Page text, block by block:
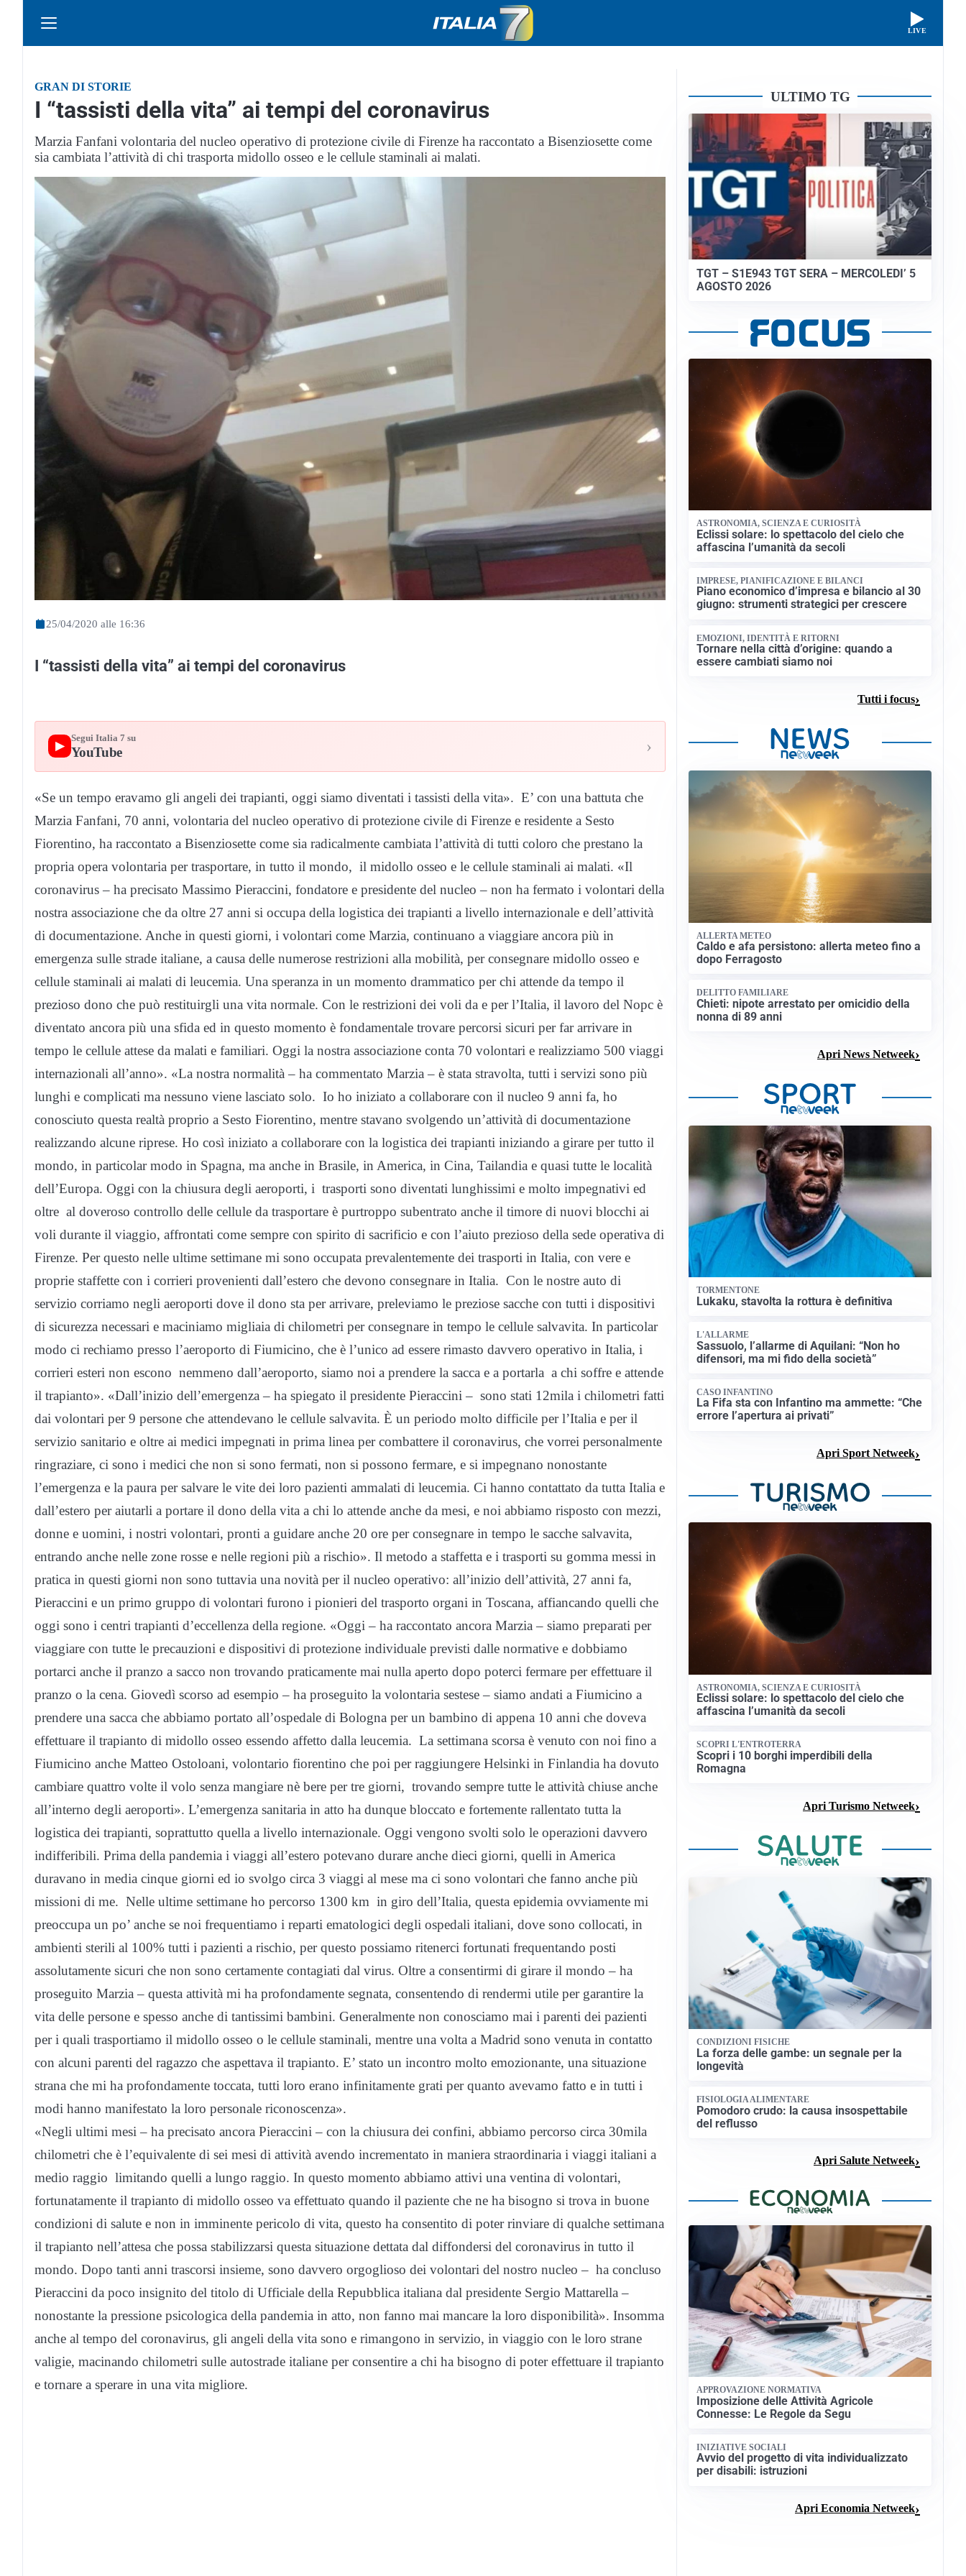
LIVE
GRAN DI STORIE
I “tassisti della vita” ai tempi del coronavirus
Marzia Fanfani volontaria del nucleo operativo di protezione civile di Firenze ha raccontato a Bisenziosette come
sia cambiata l’attività di chi trasporta midollo osseo e le cellule staminali ai malati.
25/04/2020 alle 16:36
I “tassisti della vita” ai tempi del coronavirus
▶
Segui Italia 7 su
YouTube ›
«Se un tempo eravamo gli angeli dei trapianti, oggi siamo diventati i tassisti della vita». E’ con una battuta che
Marzia Fanfani, 70 anni, volontaria del nucleo operativo di protezione civile di Firenze e residente a Sesto
Fiorentino, ha raccontato a Bisenziosette come sia radicalmente cambiata l’attività di tutti coloro che prestano la
propria opera volontaria per trasportare, in tutto il mondo, il midollo osseo e le cellule staminali ai malati. «Il
coronavirus – ha precisato Massimo Pieraccini, fondatore e presidente del nucleo – non ha fermato i volontari della
nostra associazione che da oltre 27 anni si occupa della logistica dei trapianti a livello internazionale e dell’attività
di documentazione. Anche in questi giorni, i volontari come Marzia, continuano a viaggiare ancora più in
emergenza sulle strade italiane, a causa delle numerose restrizioni alla mobilità, per consegnare midollo osseo e
cellule staminali ai malati di leucemia. Una speranza in un momento drammatico per chi attende da tempo il
prezioso dono che può restituirgli una vita normale. Con le restrizioni dei voli da e per l’Italia, il lavoro del Nopc è
diventato ancora più una sfida ed in questo momento è fondamentale trovare percorsi sicuri per far arrivare in
tempo le cellule attese da malati e familiari. Oggi la nostra associazione conta 70 volontari e realizziamo 500 viaggi
internazionali all’anno». «La nostra normalità – ha commentato Marzia – è stata stravolta, tutti i servizi sono più
lunghi e complicati ma nessuno viene lasciato solo. Io ho iniziato a collaborare con il nucleo 9 anni fa, ho
conosciuto questa realtà proprio a Sesto Fiorentino, mentre stavano svolgendo un’attività di documentazione
realizzando alcune riprese. Ho così iniziato a collaborare con la logistica dei trapianti iniziando a girare per tutto il
mondo, in particolar modo in Spagna, ma anche in Brasile, in America, in Cina, Tailandia e quasi tutte le località
dell’Europa. Oggi con la chiusura degli aeroporti, i trasporti sono diventati lunghissimi e molto impegnativi ed
oltre al doveroso controllo delle cellule da trasportare è purtroppo subentrato anche il timore di nuovi blocchi ai
voli durante il viaggio, affrontati come sempre con spirito di sacrificio e con l’aiuto prezioso della sede operativa di
Firenze. Per questo nelle ultime settimane mi sono occupata prevalentemente dei trasporti in Italia, con vere e
proprie staffette con i corrieri provenienti dall’estero che devono consegnare in Italia. Con le nostre auto di
servizio corriamo negli aeroporti dove il dono sta per arrivare, preleviamo le preziose sacche con tutti i dispositivi
di sicurezza necessari e maciniamo migliaia di chilometri per consegnare in tempo le cellule salvavita. In particolar
modo ci rechiamo presso l’aeroporto di Fiumicino, che è l’unico ad essere rimasto davvero operativo in Italia, i
corrieri esteri non escono nemmeno dall’aeroporto, siamo noi a prendere la sacca e a portarla a chi soffre e attende
il trapianto». «Dall’inizio dell’emergenza – ha spiegato il presidente Pieraccini – sono stati 12mila i chilometri fatti
dai volontari per 9 persone che attendevano le cellule salvavita. È un periodo molto difficile per l’Italia e per il
servizio sanitario e oltre ai medici impegnati in prima linea per combattere il coronavirus, che vorrei personalmente
ringraziare, ci sono i medici che non si sono fermati, non si possono fermare, e si impegnano nonostante
l’emergenza e la paura per salvare le vite dei loro pazienti ammalati di leucemia. Ci hanno contattato da tutta Italia e
dall’estero per aiutarli a portare il dono della vita a chi lo attende anche da mesi, e noi abbiamo risposto con mezzi,
donne e uomini, i nostri volontari, pronti a guidare anche 20 ore per consegnare in tempo le sacche salvavita,
entrando anche nelle zone rosse e nelle regioni più a rischio». Il metodo a staffetta e i trasporti su gomma messi in
pratica in questi giorni non sono tuttavia una novità per il nucleo operativo: all’inizio dell’attività, 27 anni fa,
Pieraccini e un primo gruppo di volontari furono i pionieri del trasporto organi in Toscana, affiancando quelli che
oggi sono i centri trapianti d’eccellenza della regione. «Oggi – ha raccontato ancora Marzia – siamo preparati per
viaggiare con tutte le precauzioni e dispositivi di protezione individuale previsti dalle normative e dobbiamo
portarci anche il pranzo a sacco non trovando praticamente mai nulla aperto dopo poterci fermare per effettuare il
pranzo o la cena. Giovedì scorso ad esempio – ha proseguito la volontaria sestese – siamo andati a Fiumicino a
prendere una sacca che abbiamo portato all’ospedale di Bologna per un bambino di appena 10 anni che doveva
effettuare il trapianto di midollo osseo essendo affetto dalla leucemia. La settimana scorsa è venuto con noi fino a
Fiumicino anche Matteo Ostoloani, volontario fiorentino che poi per raggiungere Helsinki in Finlandia ha dovuto
cambiare quattro volte il volo senza mangiare nè bere per tre giorni, trovando sempre tutte le attività chiuse anche
all’interno degli aeroporti». L’emergenza sanitaria in atto ha dunque bloccato e fortemente rallentato tutta la
logistica dei trapianti, soprattutto quella a livello internazionale. Oggi vengono svolti solo le operazioni davvero
indifferibili. Prima della pandemia i viaggi all’estero potevano durare anche dieci giorni, quelli in America
duravano in media cinque giorni ed io svolgo circa 3 viaggi al mese ma ci sono volontari che fanno anche più
missioni di me. Nelle ultime settimane ho percorso 1300 km in giro dell’Italia, questa epidemia ovviamente mi
preoccupa un po’ anche se noi frequentiamo i reparti ematologici degli ospedali italiani, dove sono collocati, in
ambienti sterili al 100% tutti i pazienti a rischio, per questo possiamo ritenerci fortunati frequentando posti
assolutamente sicuri che non sono certamente contagiati dal virus. Oltre a consentirmi di girare il mondo – ha
proseguito Marzia – questa attività mi ha profondamente segnata, consentendo di rendermi utile per garantire la
vita delle persone e spesso anche di tantissimi bambini. Generalmente non conosciamo mai i parenti dei pazienti
per i quali trasportiamo il midollo osseo o le cellule staminali, mentre una volta a Madrid sono venuta in contatto
con alcuni parenti del ragazzo che aspettava il trapianto. E’ stato un incontro molto emozionante, una situazione
strana che mi ha profondamente toccata, tutti loro erano infinitamente grati per quanto avevamo fatto e in tutti i
modi hanno manifestato la loro personale riconoscenza».
«Negli ultimi mesi – ha precisato ancora Pieraccini – con la chiusura dei confini, abbiamo percorso circa 30mila
chilometri che è l’equivalente di sei mesi di attività avendo incrementato in maniera straordinaria i viaggi italiani a
medio raggio limitando quelli a lungo raggio. In questo momento abbiamo attivi una ventina di volontari,
fortunatamente il trapianto di midollo osseo va effettuato quando il paziente che ne ha bisogno si trova in buone
condizioni di salute e non in imminente pericolo di vita, questo ha consentito di poter rinviare di qualche settimana
il trapianto nell’attesa che possa stabilizzarsi questa situazione dettata dal diffondersi del coronavirus in tutto il
mondo. Dopo tanti anni trascorsi insieme, sono davvero orgoglioso dei volontari del nostro nucleo – ha concluso
Pieraccini da poco insignito del titolo di Ufficiale della Repubblica italiana dal presidente Sergio Mattarella –
nonostante la pressione psicologica della pandemia in atto, non fanno mai mancare la loro disponibilità». Insomma
anche al tempo del coronavirus, gli angeli della vita sono e rimangono in servizio, in viaggio con le loro strane
valigie, macinando chilometri sulle autostrade italiane per consentire a chi ha bisogno di poter effettuare il trapianto
e tornare a sperare in una vita migliore.
ULTIMO TG
TGT – S1E943 TGT SERA – MERCOLEDI’ 5
AGOSTO 2026
ASTRONOMIA, SCIENZA E CURIOSITÀ
Eclissi solare: lo spettacolo del cielo che
affascina l’umanità da secoli
IMPRESE, PIANIFICAZIONE E BILANCI
Piano economico d’impresa e bilancio al 30
giugno: strumenti strategici per crescere
EMOZIONI, IDENTITÀ E RITORNI
Tornare nella città d’origine: quando a
essere cambiati siamo noi
Tutti i focus
ALLERTA METEO
Caldo e afa persistono: allerta meteo fino a
dopo Ferragosto
DELITTO FAMILIARE
Chieti: nipote arrestato per omicidio della
nonna di 89 anni
Apri News Netweek
TORMENTONE
Lukaku, stavolta la rottura è definitiva
L'ALLARME
Sassuolo, l’allarme di Aquilani: “Non ho
difensori, ma mi fido della società”
CASO INFANTINO
La Fifa sta con Infantino ma ammette: “Che
errore l’apertura ai privati”
Apri Sport Netweek
ASTRONOMIA, SCIENZA E CURIOSITÀ
Eclissi solare: lo spettacolo del cielo che
affascina l’umanità da secoli
SCOPRI L'ENTROTERRA
Scopri i 10 borghi imperdibili della
Romagna
Apri Turismo Netweek
CONDIZIONI FISICHE
La forza delle gambe: un segnale per la
longevità
FISIOLOGIA ALIMENTARE
Pomodoro crudo: la causa insospettabile
del reflusso
Apri Salute Netweek
APPROVAZIONE NORMATIVA
Imposizione delle Attività Agricole
Connesse: Le Regole da Segu
INIZIATIVE SOCIALI
Avvio del progetto di vita individualizzato
per disabili: istruzioni
Apri Economia Netweek